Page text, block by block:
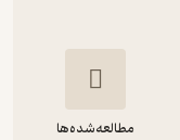
مطالعه‌شده‌ها